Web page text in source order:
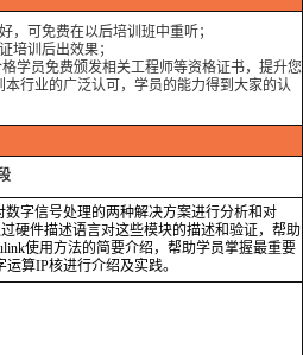
可免费在以后培训班中重听；
训后出效果；
员免费颁发相关工程师等资格证书，提升您
行业的广泛认可，学员的能力得到大家的认
字信号处理的两种解决方案进行分析和对
硬件描述语言对这些模块的描述和验证，帮助
使用方法的简要介绍，帮助学员掌握最重要
算IP核进行介绍及实践。